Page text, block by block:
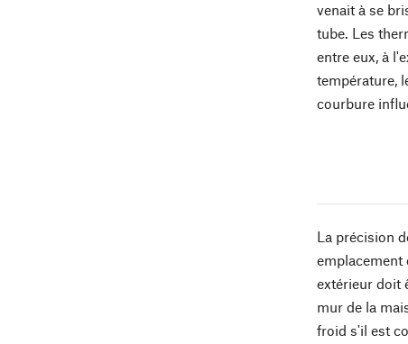
venait à se
tube. Les
entre eux, à
température,
courbure
La précision
emplacement
extérieur doit
mur de la
froid s'il est